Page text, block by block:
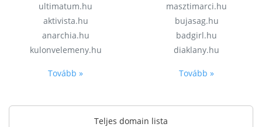
ultimatum.hu
aktivista.hu
anarchia.hu
kulonvelemeny.hu
Tovább »
masztimarci.hu
bujasag.hu
badgirl.hu
diaklany.hu
Tovább »
Teljes domain lista